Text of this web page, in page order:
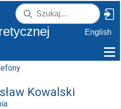
English
Kowalski